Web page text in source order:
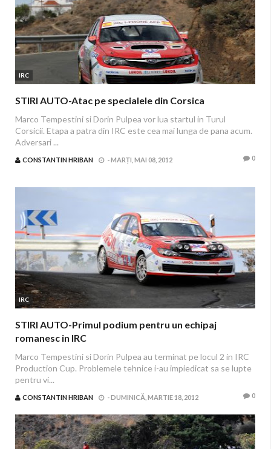
IRC
STIRI AUTO-Atac pe specialele din Corsica
Marco Tempestini si Dorin Pulpea vor lua startul in Turul
Corsicii. Etapa a patra din IRC este cea mai lunga de pana acum.
Adversari ...
CONSTANTIN HRIBAN -MARȚI, MAI 08, 2012 0
IRC
STIRI AUTO-Primul podium pentru un echipaj
romanesc in IRC
Marco Tempestini si Dorin Pulpea au terminat pe locul 2 in IRC
Production Cup. Problemele tehnice i-au impiedicat sa se lupte
pentru vi...
CONSTANTIN HRIBAN -DUMINICĂ, MARTIE 18, 2012 0